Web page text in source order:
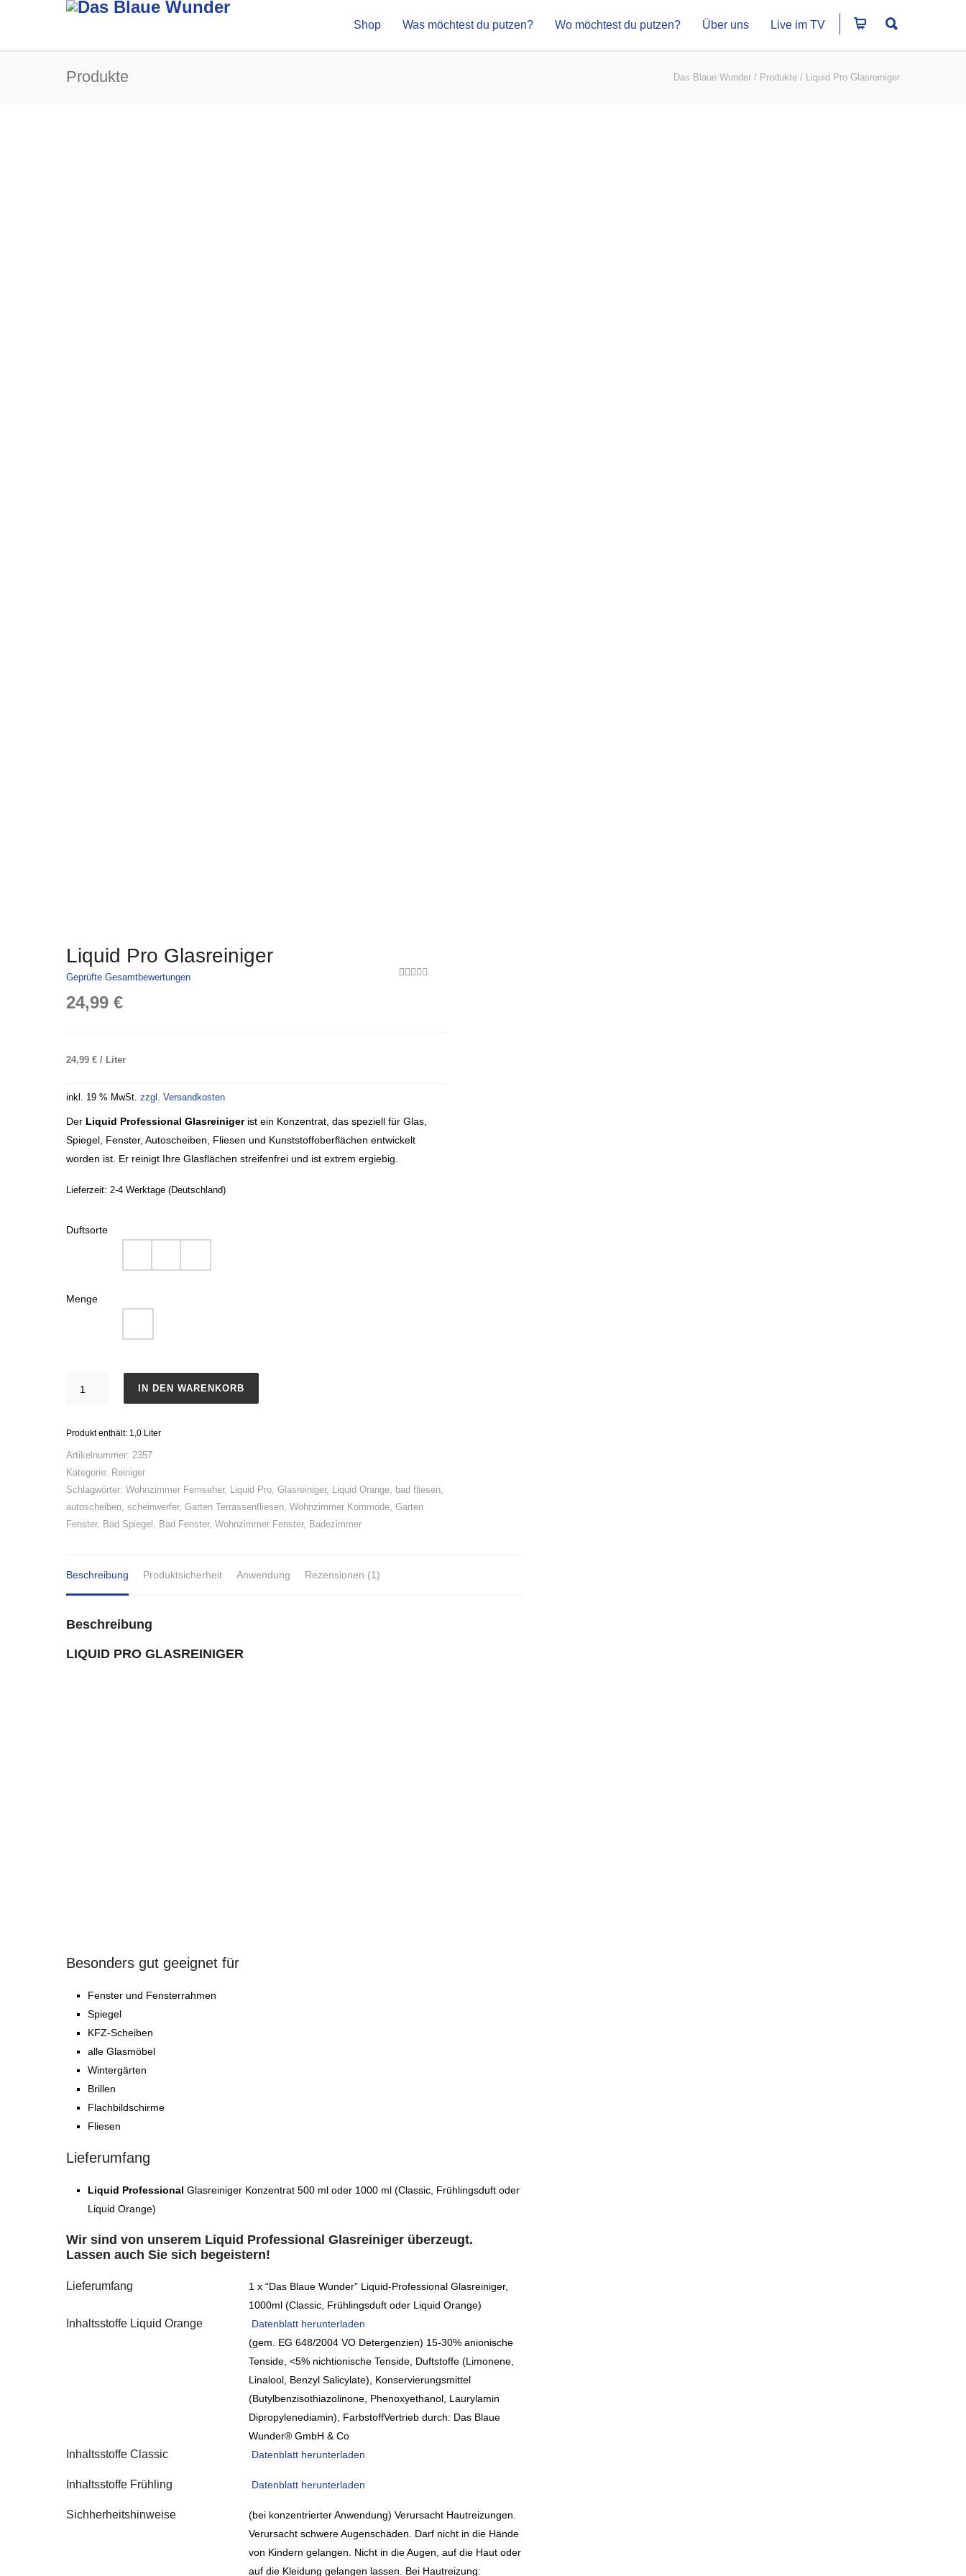
Shop Was möchtest du putzen? Wo möchtest du putzen? Über uns Live im TV
Produkte Das Blaue Wunder / Produkte / Liquid Pro Glasreiniger
Liquid Pro Glasreiniger
Geprüfte Gesamtbewertungen
24,99 €
24,99 € / Liter
inkl. 19 % MwSt. zzgl. Versandkosten
Der Liquid Professional Glasreinigerist ein Konzentrat, das speziell für Glas,
Spiegel, Fenster, Autoscheiben, Fliesen und Kunststoffoberflächen entwickelt
worden ist. Er reinigt Ihre Glasflächen streifenfrei und ist extrem ergiebig.
Lieferzeit: 2-4 Werktage (Deutschland)
Duftsorte
Menge
Menge
IN DEN WARENKORB
Produkt enthält: 1,0 Liter
Artikelnummer: 2357
Kategorie: Reiniger
Schlagwörter: Wohnzimmer Fernseher, Liquid Pro, Glasreiniger, Liquid Orange, bad fliesen,
autoscheiben, scheinwerfer, Garten Terrassenfliesen, Wohnzimmer Kommode, Garten
Fenster, Bad Spiegel , Bad Fenster, Wohnzimmer Fenster, Badezimmer
Beschreibung Produktsicherheit Anwendung Rezensionen (1)
Beschreibung
LIQUID PRO GLASREINIGER
Besonders gut geeignet für
Fenster und Fensterrahmen
Spiegel
KFZ-Scheiben
alle Glasmöbel
Wintergärten
Brillen
Flachbildschirme
Fliesen
Lieferumfang
Liquid Professional Glasreiniger Konzentrat 500 ml oder 1000 ml (Classic, Frühlingsduft oder
Liquid Orange)
Wir sind von unserem Liquid Professional Glasreiniger überzeugt.
Lassen auch Sie sich begeistern!
Lieferumfang
1 x “Das Blaue Wunder” Liquid-Professional Glasreiniger,
1000ml (Classic, Frühlingsduft oder Liquid Orange)
Inhaltsstoffe Liquid Orange
Datenblatt herunterladen
(gem. EG 648/2004 VO Detergenzien) 15-30% anionische
Tenside, <5% nichtionische Tenside, Duftstoffe (Limonene,
Linalool, Benzyl Salicylate), Konservierungsmittel
(Butylbenzisothiazolinone, Phenoxyethanol, Laurylamin
Dipropylenediamin), FarbstoffVertrieb durch: Das Blaue
Wunder® GmbH & Co
Inhaltsstoffe Classic Datenblatt herunterladen
Inhaltsstoffe Frühling Datenblatt herunterladen
Sichherheitshinweise
(bei konzentrierter Anwendung) Verursacht Hautreizungen.
Verursacht schwere Augenschäden. Darf nicht in die Hände
von Kindern gelangen. Nicht in die Augen, auf die Haut oder
auf die Kleidung gelangen lassen. Bei Hautreizung: